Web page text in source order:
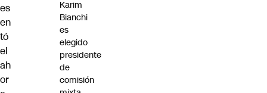
es
en
tó
el
ah
or
Karim
Bianchi
es
elegido
presidente
de
comisión